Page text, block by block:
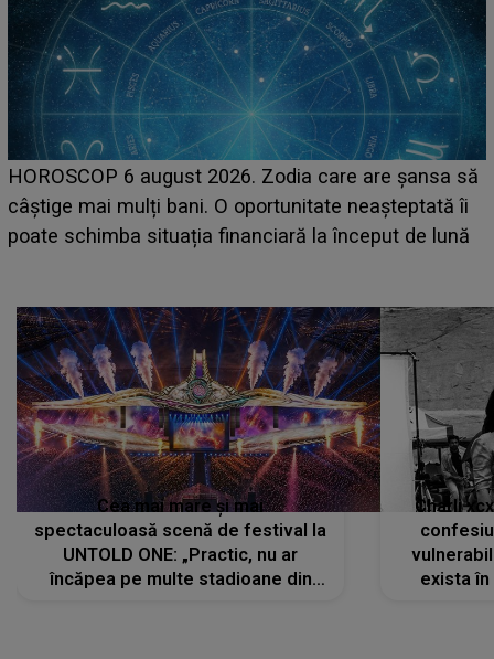
LINE-UP UNTOLD ONE, prima zi. Cine sunt artiștii
care deschid festivalul și de la ce ore au loc cele mai
așteptate concerte pe scena principală?
Cea mai mare și mai
spectaculoasă scenă de festival la
UNTOLD ONE: „Practic, nu ar
încăpea pe multe stadioane din
Charli
exista